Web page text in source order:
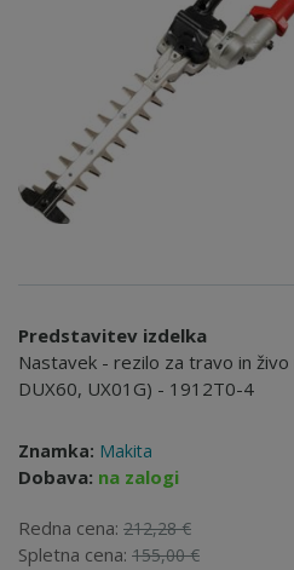
Predstavitev izdelka
Nastavek - rezilo za travo in
DUX60, UX01G) - 1912T0-4
Znamka: Makita
Dobava: na zalogi
Redna cena: 212,28 €
Spletna cena: 155,00 €